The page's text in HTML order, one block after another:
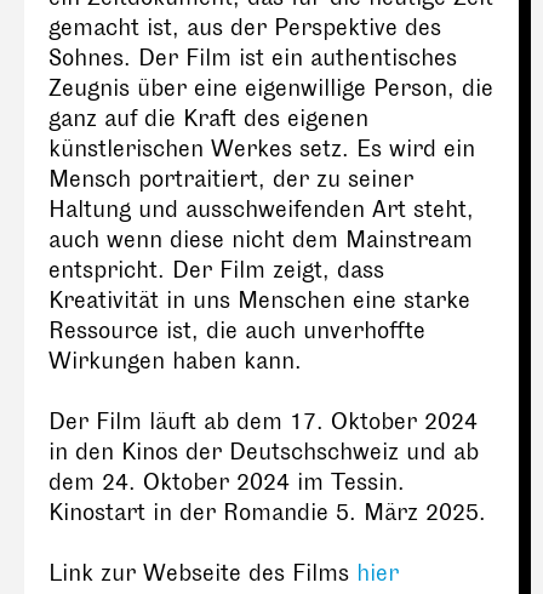
gemacht ist, aus der Perspektive des
Sohnes. Der Film ist ein authentisches
Zeugnis über eine eigenwillige Person, die
ganz auf die Kraft des eigenen
künstlerischen Werkes setz. Es wird ein
Mensch portraitiert, der zu seiner
Haltung und ausschweifenden Art steht,
auch wenn diese nicht dem Mainstream
entspricht. Der Film zeigt, dass
Kreativität in uns Menschen eine starke
Ressource ist, die auch unverhoffte
Wirkungen haben kann.
Der Film läuft ab dem 17. Oktober 2024
in den Kinos der Deutschschweiz und ab
dem 24. Oktober 2024 im Tessin.
Kinostart in der Romandie 5. März 2025.
Link zur Webseite des Films hier